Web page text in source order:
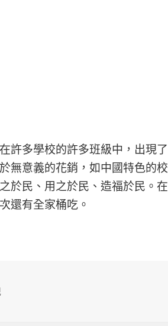
許多學校的許多班級中，出現了
無意義的花銷，如中國特色的校
於民、用之於民、造福於民。在
還有全家桶吃。